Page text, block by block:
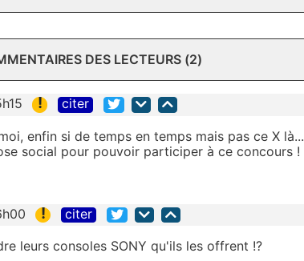
DES LECTEURS (2)
! citer
enfin si de temps en temps mais pas ce X là...
social pour pouvoir participer à ce concours !
! citer
leurs consoles SONY qu'ils les offrent !?